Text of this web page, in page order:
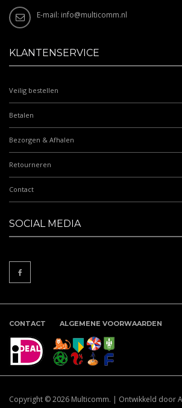
E-mail: info@multicomm.nl
KLANTENSERVICE
Veilig bestellen
Betalen
Bezorgen & Afhalen
Retourneren
Contact
SOCIAL MEDIA
CONTACT ALGEMENE VOORWAARDEN
Copyright © 2026 Multicomm. | Ontwikkeld door